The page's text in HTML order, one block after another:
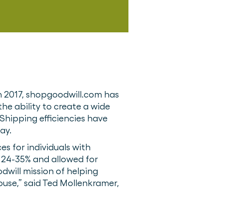
shopgoodwill.com has
ability to create a wide
efficiencies have
for individuals with
35% and allowed for
mission of helping
said Ted Mollenkramer,